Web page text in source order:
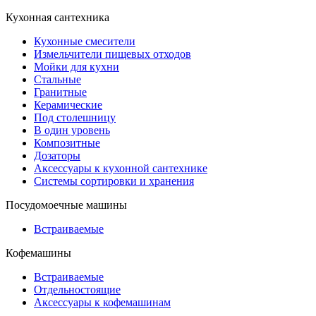
Кухонная сантехника
Кухонные смесители
Измельчители пищевых отходов
Мойки для кухни
Стальные
Гранитные
Керамические
Под столешницу
В один уровень
Композитные
Дозаторы
Аксессуары к кухонной сантехнике
Системы сортировки и хранения
Посудомоечные машины
Встраиваемые
Кофемашины
Встраиваемые
Отдельностоящие
Аксессуары к кофемашинам